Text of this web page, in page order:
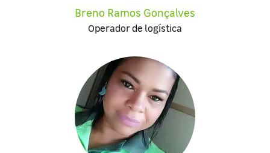
Breno Ramos Gonçalves
Operador de logística